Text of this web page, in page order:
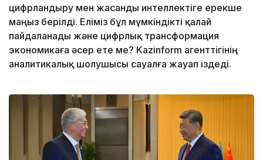
цифрландыру мен жасанды интеллектіге ерекше
маңыз берілді. Еліміз бұл мүмкіндікті қалай
пайдаланады және цифрлық трансформация
экономикаға әсер ете ме? Kazinform агенттігінің
аналитикалық шолушысы сауалға жауап іздеді.